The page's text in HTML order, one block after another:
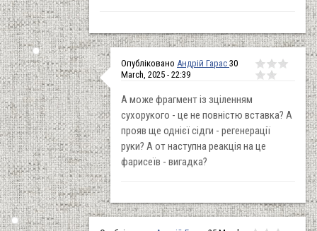
Опубліковано Андрій Гарас 30
March, 2025 - 22:39
А може фрагмент із зціленням
сухорукого - це не повністю вставка? А
прояв ще однієї сідги - регенерації
руки? А от наступна реакція на це
фарисеїв - вигадка?